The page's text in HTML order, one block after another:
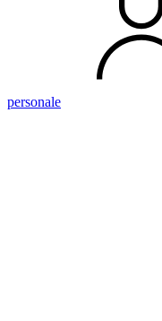
personale